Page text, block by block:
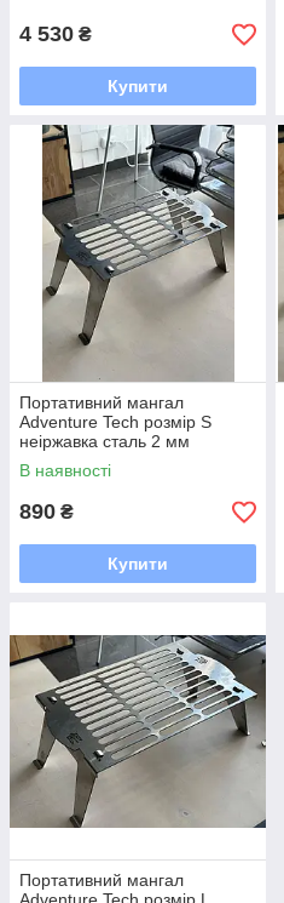
4 530 ₴
Купити
Портативний мангал
Adventure Tech розмір S
неіржавка сталь 2 мм
В наявності
890 ₴
Купити
Портативний мангал